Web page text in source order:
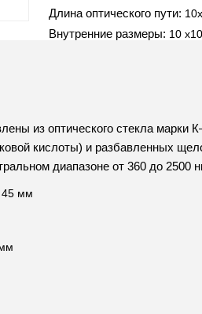
Длина оптического пути:
Внутренние размеры: 10
из оптического стекла марки
кислоты) и разбавленных
диапазоне от 360 до 2500
45 мм